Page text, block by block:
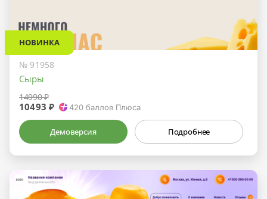
НОВИНКА
№ 91958
Сыры
14990 ₽
10493 ₽ 420 баллов Плюса
Демоверсия Подробнее